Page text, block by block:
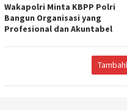
Wakapolri Minta KBPP Polri
Bangun Organisasi yang
Profesional dan Akuntabel